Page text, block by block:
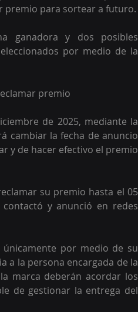
premio para sortear a futuro.
ganadora y dos posibles
por medio de la
premio
de 2025, mediante la
cambiar la fecha de anuncio
y de hacer efectivo el premio
su premio hasta el 05
y anunció en redes
únicamente por medio de su
a la persona encargada de la
marca deberán acordar los
de gestionar la entrega del